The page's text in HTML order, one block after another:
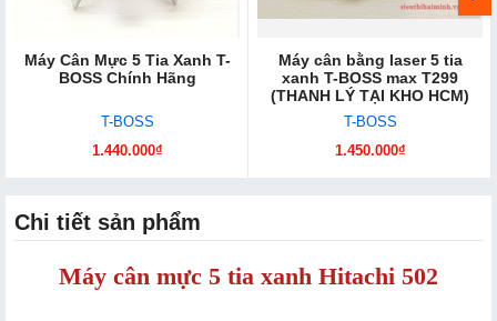
Máy Cân Mực 5 Tia Xan​h T-
BOSS Chính Hãng
T-BOSS
1.440.000₫
Máy cân bằng laser 5 tia
xanh T-BOSS max T299
(THANH LÝ TẠI KHO HCM)
T-BOSS
1.450.000₫
Chi tiết sản phẩm
Máy cân mực 5 tia xanh Hitachi 502